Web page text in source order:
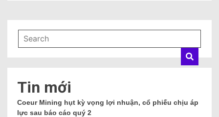
Tin mới
Coeur Mining hụt kỳ vọng lợi nhuận, cổ phiếu chịu áp
lực sau báo cáo quý 2